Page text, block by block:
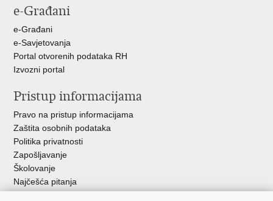
Facebooku
X-
e-Građani
e-Građani
e-Savjetovanja
Portal otvorenih podataka RH
Izvozni portal
Pristup informacijama
Pravo na pristup informacijama
Zaštita osobnih podataka
Politika privatnosti
Zapošljavanje
Školovanje
Najčešća pitanja